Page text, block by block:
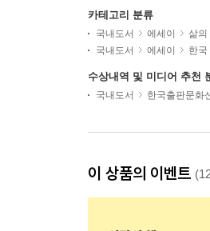
카테고리 분류
국내도서 에세이
삶의
국내도서
에세이 한국
수상내역 및 미디어 추천
국내도서 한국출판문화
이 상품의 이벤트